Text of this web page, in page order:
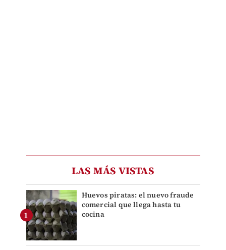
LAS MÁS VISTAS
Huevos piratas: el nuevo fraude
comercial que llega hasta tu
cocina